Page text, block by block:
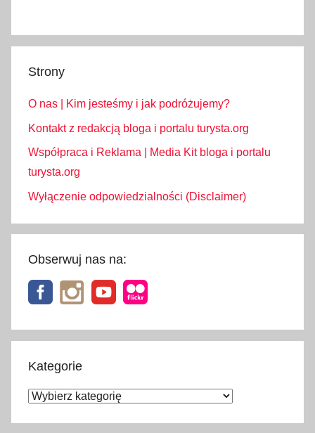
Strony
O nas | Kim jesteśmy i jak podróżujemy?
Kontakt z redakcją bloga i portalu turysta.org
Współpraca i Reklama | Media Kit bloga i portalu
turysta.org
Wyłączenie odpowiedzialności (Disclaimer)
Obserwuj nas na:
Kategorie
Kategorie